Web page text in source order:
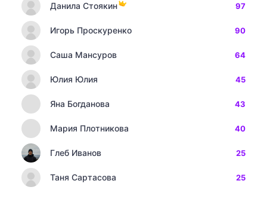
Данила Стоякин 97
Игорь Проскуренко 90
Саша Мансуров 64
Юлия Юлия 45
Яна Богданова 43
Мария Плотникова 40
Глеб Иванов 25
Таня Сартасова 25